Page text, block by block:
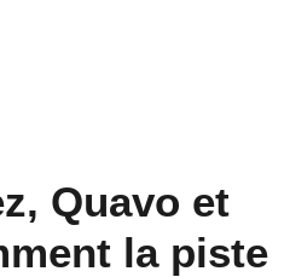
Quavo et
la piste